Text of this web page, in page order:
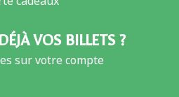
VOS BILLETS ?
sur votre compte